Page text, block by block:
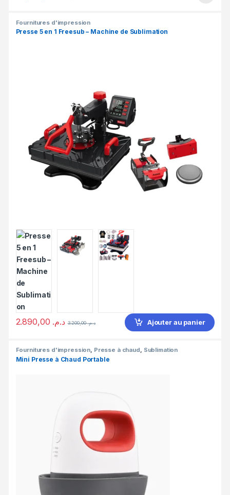
Fournitures d'impression
Presse 5 en 1 Freesub – Machine de Sublimation
د.م. د.م.3.200,00 Ajouter au panier
Fournitures d'impression, Presse à chaud, Sublimation
Mini Presse à Chaud Portable